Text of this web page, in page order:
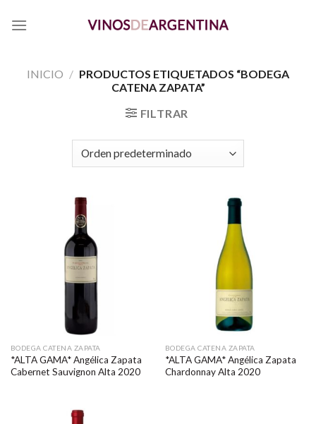
INICIO / PRODUCTOS ETIQUETADOS “BODEGA
CATENA ZAPATA”
FILTRAR
BODEGA CATENA ZAPATA
*ALTA GAMA* Angélica Zapata
Cabernet Sauvignon Alta 2020
BODEGA CATENA ZAPATA
*ALTA GAMA* Angélica Zapata
Chardonnay Alta 2020